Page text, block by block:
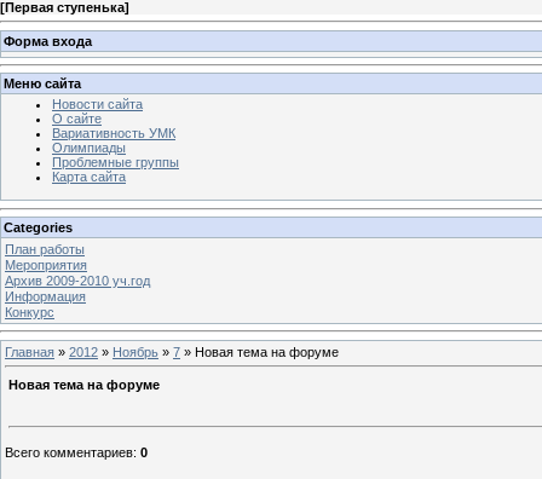
[Первая ступенька]
Форма входа
Меню сайта
Новости сайта
О сайте
Вариативность УМК
Олимпиады
Проблемные группы
Карта сайта
Categories
План работы
Мероприятия
Архив 2009-2010 уч.год
Информация
Конкурс
Главная » 2012 » Ноябрь » 7 » Новая тема на форуме
Новая тема на форуме
Всего комментариев: 0